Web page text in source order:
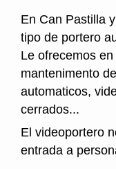
En Can Pastilla
tipo de portero
Le ofrecemos
mantenimento
automaticos,
cerrados...
El videoportero
entrada a